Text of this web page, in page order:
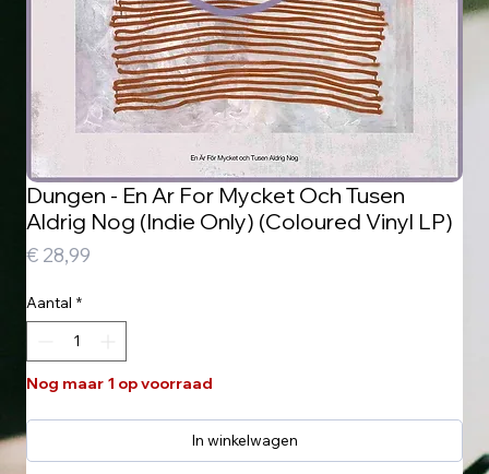
Dungen - En Ar For Mycket Och Tusen
Aldrig Nog (Indie Only) (Coloured Vinyl LP)
€ 28,99
Aantal *
Nog maar 1 op voorraad
In winkelwagen